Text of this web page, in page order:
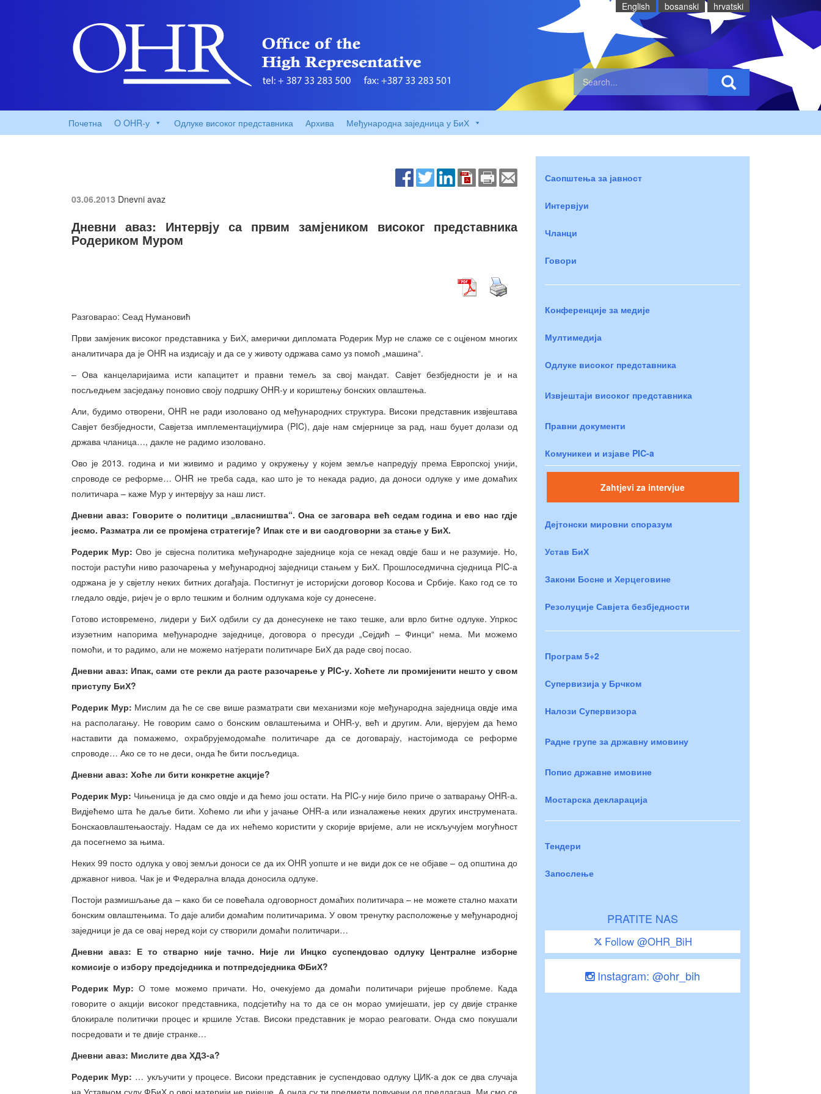
English bosanski hrvatski
Почетна O OHR-у Одлуке високог представника Архива Међународна заједница у БиХ
03.06.2013 Dnevni avaz
Дневни аваз: Интервју са првим замјеником високог представника
Родериком Муром
Разговарао: Сеад Нумановић
Први замјеник високог представника у БиХ, амерички дипломата Родерик Мур не слаже се с оцјеном многих
аналитичара да је OHR на издисају и да се у животу одржава само уз помоћ „машина“.
– Ова канцеларијаима исти капацитет и правни темељ за свој мандат. Савјет безбједности је и на
посљедњем засједању поновио своју подршку OHR-у и кориштењу бонских овлаштења.
Али, будимо отворени, OHR не ради изоловано од међународних структура. Високи представник извјештава
Савјет безбједности, Савјетза имплементацијумира (PIC), даје нам смјернице за рад, наш буџет долази од
држава чланица…, дакле не радимо изоловано.
Ово је 2013. година и ми живимо и радимо у окружењу у којем земље напредују према Европској унији,
спроводе се реформе… OHR не треба сада, као што је то некада радио, да доноси одлуке у име домаћих
политичара – каже Мур у интервјуу за наш лист.
Дневни аваз: Говорите о политици „власништва“. Она се заговара већ седам година и ево нас гдје
јесмо. Разматра ли се промјена стратегије? Ипак сте и ви саодговорни за стање у БиХ.
Родерик Мур: Ово је свјесна политика међународне заједнице која се некад овдје баш и не разумије. Но,
постоји растући ниво разочарења у међународној заједници стањем у БиХ. Прошлоседмична сједница PIC-а
одржана је у свјетлу неких битних догађаја. Постигнут је историјски договор Косова и Србије. Како год се то
гледало овдје, ријеч је о врло тешким и болним одлукама које су донесене.
Готово истовремено, лидери у БиХ одбили су да донесунеке не тако тешке, али врло битне одлуке. Упркос
изузетним напорима међународне заједнице, договора о пресуди „Сејдић – Финци“ нема. Ми можемо
помоћи, и то радимо, али не можемо натјерати политичаре БиХ да раде свој посао.
Дневни аваз: Ипак, сами сте рекли да расте разочарење у PIC-у. Хоћете ли промијенити нешто у свом
приступу БиХ?
Родерик Мур: Мислим да ће се све више разматрати сви механизми које међународна заједница овдје има
на располагању. Не говорим само о бонским овлаштењима и OHR-у, већ и другим. Али, вјерујем да ћемо
наставити да помажемо, охрабрујемодомаће политичаре да се договарају, настојимода се реформе
спроводе… Ако се то не деси, онда ће бити посљедица.
Дневни аваз: Хоће ли бити конкретне акције?
Родерик Мур: Чињеница је да смо овдје и да ћемо још остати. На PIC-у није било приче о затварању OHR-а.
Видјећемо шта ће даље бити. Хоћемо ли ићи у јачање OHR-а или изналажење неких других инструмената.
Бонскаовлаштењаостају. Надам се да их нећемо користити у скорије вријеме, али не искључујем могућност
да посегнемо за њима.
Неких 99 посто одлука у овој земљи доноси се да их OHR уопште и не види док се не објаве – од општина до
државног нивоа. Чак је и Федерална влада доносила одлуке.
Постоји размишљање да – како би се повећала одговорност домаћих политичара – не можете стално махати
бонским овлаштењима. То даје алиби домаћим политичарима. У овом тренутку расположење у међународној
заједници је да се овај неред који су створили домаћи политичари…
Дневни аваз: Е то стварно није тачно. Није ли Инцко суспендовао одлуку Централне изборне
комисије о избору предсједника и потпредсједника ФБиХ?
Родерик Мур:О томе можемо причати. Но, очекујемо да домаћи политичари ријеше проблеме. Када
говорите о акцији високог представника, подсјетићу на то да се он морао умијешати, јер су двије странке
блокирале политички процес и кршиле Устав. Високи представник је морао реаговати. Онда смо покушали
посредовати и те двије странке…
Дневни аваз: Мислите два ХДЗ-а?
Родерик Мур: … укључити у процесе. Високи представник је суспендовао одлуку ЦИК-а док се два случаја
на Уставном суду ФБиХ о овој материји не ријеше. А онда су ти предмети повучени од предлагача. Ми смо се
Саопштења за јавност
Интервјуи
Чланци
Говори
Конференције за медије
Мултимедија
Одлуке високог представника
Извјештаји високог представника
Правни документи
Комуникеи и изјаве PIC-a
Zahtjevi za intervjue
Дејтонски мировни споразум
Устав БиХ
Закони Босне и Херцеговине
Резолуције Савјета безбједности
Програм 5+2
Супервизија у Брчком
Налози Супервизора
Радне групе за државну имовину
Попис државне имовине
Мостарска декларација
Тендери
Запослење
PRATITE NAS
Follow @OHR_BiH
Instagram: @ohr_bih